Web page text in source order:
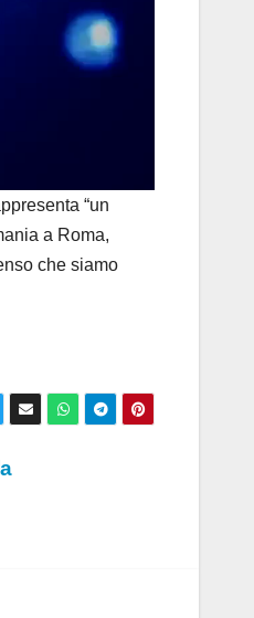
“un
a Roma,
che siamo